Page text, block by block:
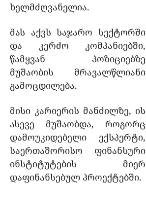
ხელმძღვანელია.
მას აქვს საჯარო სექტორში
და კერძო კომპანიებში,
წამყვან პოზიციებზე
მუშაობის მრავალწლიანი
გამოცდილება.
მისი კარიერის მანძილზე, ის
ასევე მუშაობდა, როგორც
დამოუკიდებელი ექსპერტი,
საერთაშორისო ფინანსური
ინსტიტუტების მიერ
დაფინანსებულ პროექტებში.